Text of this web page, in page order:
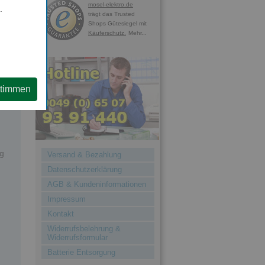
mosel-elektro.de
trägt das Trusted
Shops Gütesiegel mit
Käuferschutz.
Mehr...
Versand & Bezahlung
Datenschutzerklärung
AGB & Kundeninformationen
Impressum
Kontakt
Widerrufsbelehrung &
Widerrufsformular
Batterie Entsorgung